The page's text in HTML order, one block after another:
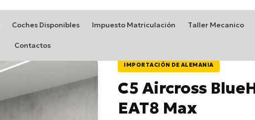
Coches Disponibles Impuesto Matriculación Taller Mecanico
Contactos
IMPORTACIÓN DE ALEMANIA
C5 Aircross
EAT8 Max